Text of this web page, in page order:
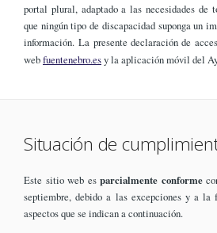
portal plural, adaptado a las necesidades de
que ningún tipo de discapacidad suponga un
información. La presente declaración de
webfuentenebro.esy la aplicación móvil del
Situación de
Este sitio web es parcialmente conforme
septiembre, debido a las excepciones y a la
aspectos que se indican a continuación.